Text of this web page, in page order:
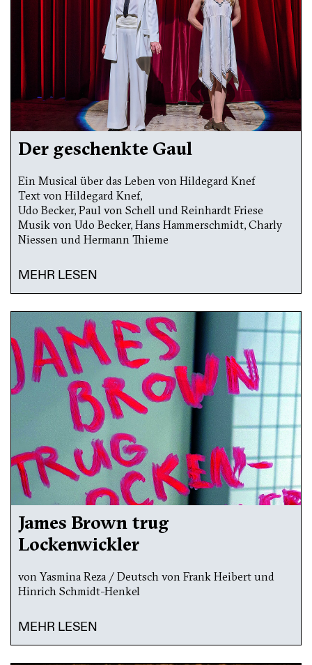
Der geschenkte Gaul
Ein Musical über das Leben von Hildegard Knef
Text von Hildegard Knef,
Udo Becker, Paul von Schell und Reinhardt Friese
Musik von Udo Becker, Hans Hammerschmidt, Charly
Niessen und Hermann Thieme
MEHR LESEN
James Brown trug
Lockenwickler
von Yasmina Reza / Deutsch von Frank Heibert und
Hinrich Schmidt-Henkel
MEHR LESEN